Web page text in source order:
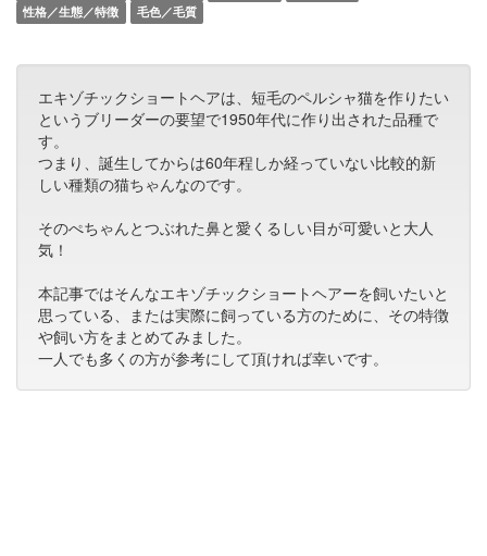
性格／生態／特徴
毛色／毛質
エキゾチックショートヘアは、短毛のペルシャ猫を作りたい
というブリーダーの要望で1950年代に作り出された品種で
す。
つまり、誕生してからは60年程しか経っていない比較的新
しい種類の猫ちゃんなのです。
そのぺちゃんとつぶれた鼻と愛くるしい目が可愛いと大人
気！
本記事ではそんなエキゾチックショートヘアーを飼いたいと
思っている、または実際に飼っている方のために、その特徴
や飼い方をまとめてみました。
一人でも多くの方が参考にして頂ければ幸いです。